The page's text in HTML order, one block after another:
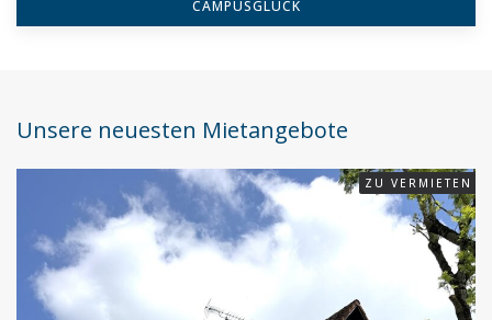
CAMPUSGLÜCK
Unsere neuesten Mietangebote
ZU VERMIETEN